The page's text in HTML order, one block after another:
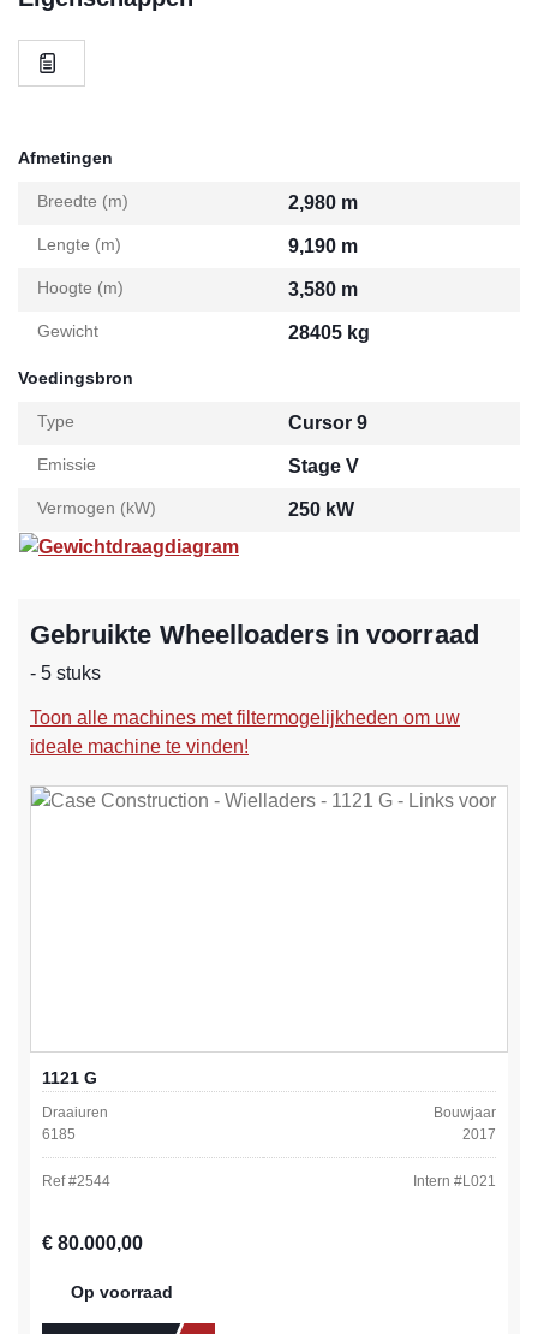
Afmetingen
Breedte (m) 2,980 m
Lengte (m) 9,190 m
Hoogte (m) 3,580 m
Gewicht 28405 kg
Voedingsbron
Type Cursor 9
Emissie Stage V
Vermogen (kW)
250 kW
Gewichtdraagdiagram
Gebruikte Wheelloaders in voorraad
- 5 stuks
Toon alle machines met filtermogelijkheden om uw
ideale machine te vinden!
1121 G
Draaiuren
6185
Bouwjaar
2017
Ref #2544 Intern #L021
Normale prijs:
€ 80.000,00
Op voorraad